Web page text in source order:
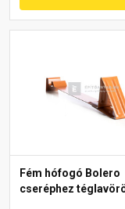
Fém hófogó Bolero
cseréphez